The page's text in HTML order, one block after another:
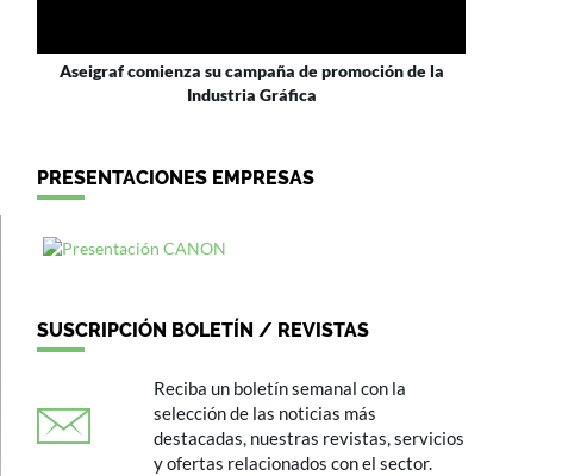
Aseigraf comienza su campaña de promoción de la
Industria Gráfica
PRESENTACIONES EMPRESAS
SUSCRIPCIÓN BOLETÍN / REVISTAS
Reciba un boletín semanal con la
selección de las noticias más
destacadas, nuestras revistas, servicios
y ofertas relacionados con el sector.